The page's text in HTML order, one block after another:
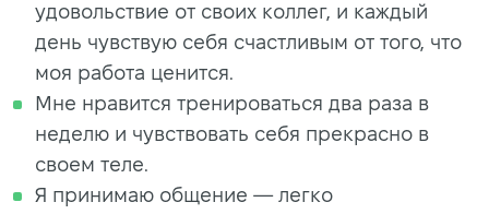
удовольствие от своих коллег, и каждый
день чувствую себя счастливым от того, что
моя работа ценится.
Мне нравится тренироваться два раза в
неделю и чувствовать себя прекрасно в
своем теле.
Я принимаю общение — легко